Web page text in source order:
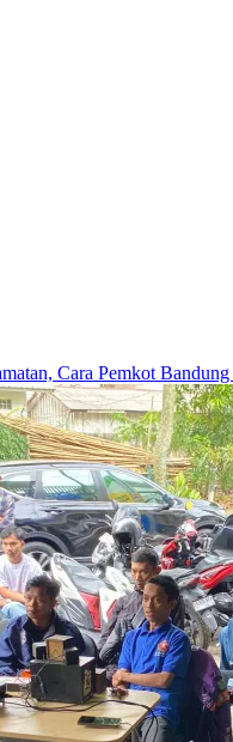
Cara Pemkot